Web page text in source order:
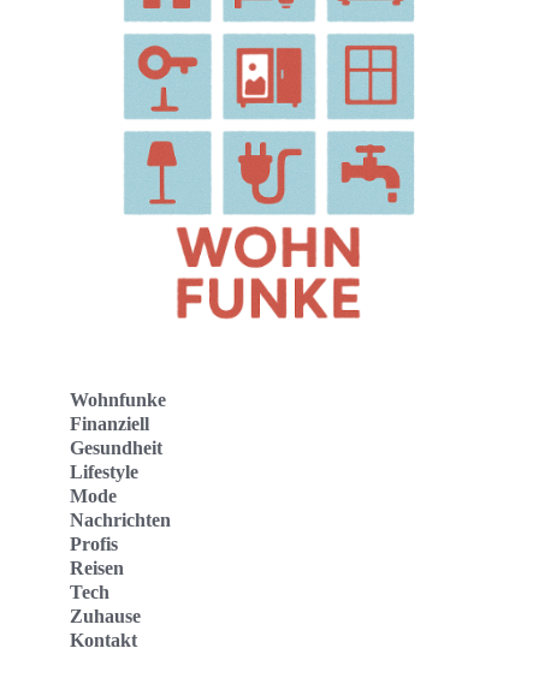
Wohnfunke
Finanziell
Gesundheit
Lifestyle
Mode
Nachrichten
Profis
Reisen
Tech
Zuhause
Kontakt